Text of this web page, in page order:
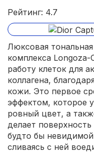
Рейтинг: 4.7
Люксовая
комплекса
работу клеток для
коллагена,
кожи. Это первое
эффектом, которое
ровный цвет, а
делает
будто бы
сливаясь с ней